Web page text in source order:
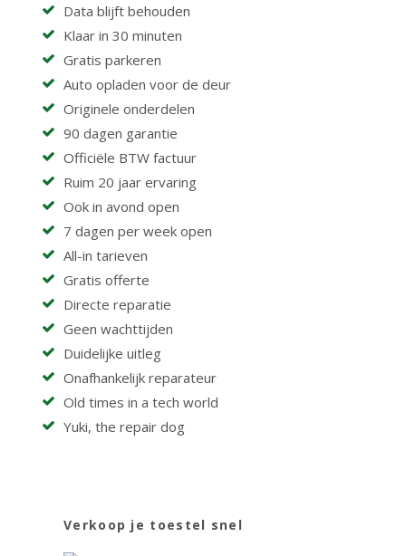
Data blijft behouden
Klaar in 30 minuten
Gratis parkeren
Auto opladen voor de deur
Originele onderdelen
90 dagen garantie
Officiële BTW factuur
Ruim 20 jaar ervaring
Ook in avond open
7 dagen per week open
All-in tarieven
Gratis offerte
Directe reparatie
Geen wachttijden
Duidelijke uitleg
Onafhankelijk reparateur
Old times in a tech world
Yuki, the repair dog
Verkoop je toestel snel